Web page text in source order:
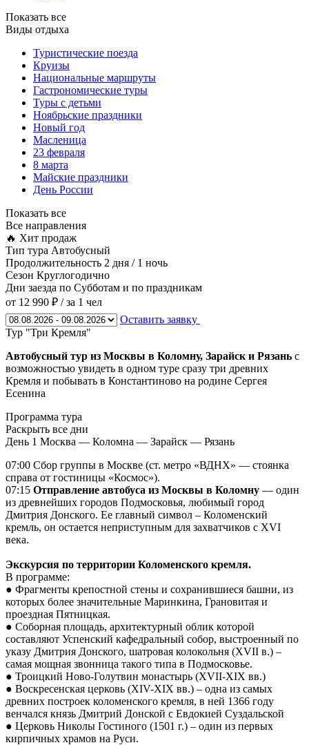
Показать все
Виды отдыха
Туристические поезда
Круизы
Национальные маршруты
Гастрономические туры
Туры с детьми
Ноябрьские праздники
Новый год
Масленица
23 февраля
8 марта
Майские праздники
День России
Показать все
Все направления
🔥 Хит продаж
Тип тура Автобусный
Продолжительность 2 дня / 1 ночь
Сезон Круглогодично
Дни заезда по Субботам и по праздникам
от 12 990 ₽ / за 1 чел
Оставить заявку
Тур "Три Кремля"
Автобусный тур из Москвы в Коломну, Зарайск и Рязань с
возможностью увидеть в одном туре сразу три древних
Кремля и побывать в Константиново на родине Сергея
Есенина
Программа тура
Раскрыть все дни
День 1 Москва — Коломна — Зарайск — Рязань
07:00 Сбор группы в Москве (ст. метро «ВДНХ» — стоянка
справа от гостиницы «Космос»).
07:15 Отправление автобуса из Москвы в Коломну — один
из древнейших городов Подмосковья, любимый город
Дмитрия Донского. Ее главный символ – Коломенский
кремль, он остается неприступным для захватчиков с XVI
века.
Экскурсия по территории Коломенского кремля.
В программе:
● Фрагменты крепостной стены и сохранившиеся башни, из
которых более значительные Маринкина, Грановитая и
проездная Пятницкая.
● Соборная площадь, архитектурный облик которой
составляют Успенский кафедральный собор, выстроенный по
указу Дмитрия Донского, шатровая колокольня (XVII в.) –
самая мощная звонница такого типа в Подмосковье.
● Троицкий Ново-Голутвин монастырь (XVII-XIX вв.)
● Воскресенская церковь (XIV-XIX вв.) – одна из самых
древних построек коломенского кремля, в ней 1366 году
венчался князь Дмитрий Донской с Евдокией Суздальской
● Церковь Николы Гостиного (1501 г.) – один из первых
кирпичных храмов на Руси.